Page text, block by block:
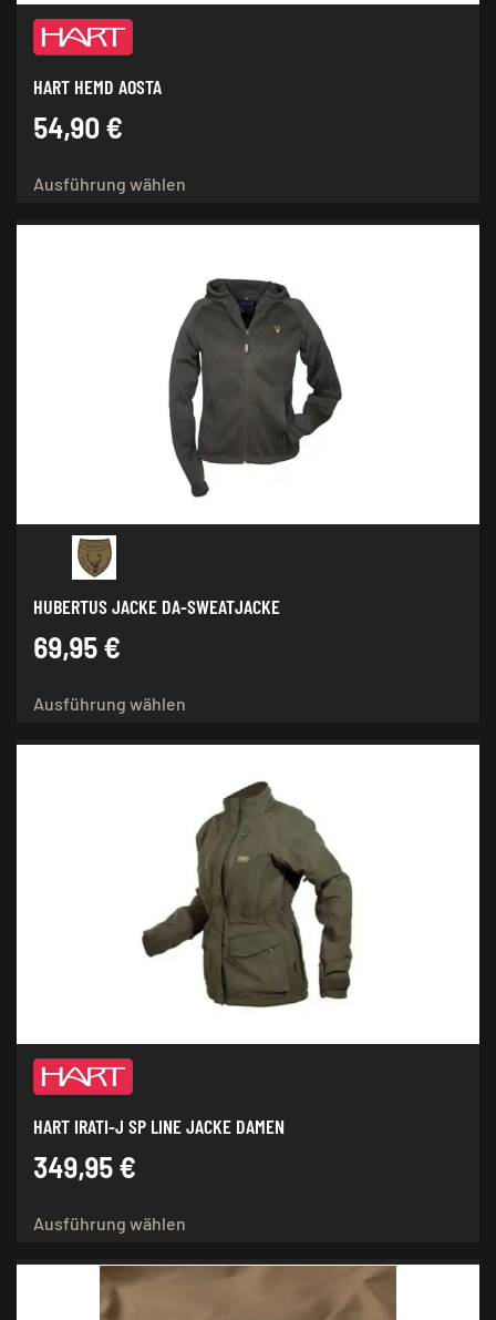
HART HEMD AOSTA
54,90 €
Ausführung wählen
auf.
Die
Optionen
können
auf
der
Produktseite
gewählt
HUBERTUS JACKE DA-SWEATJACKE
69,95 €
Ausführung wählen
Varianten
auf.
Die
Optionen
können
auf
der
Produktseite
gewählt
HART IRATI-J SP LINE JACKE DAMEN
349,95 €
Ausführung wählen
mehrere